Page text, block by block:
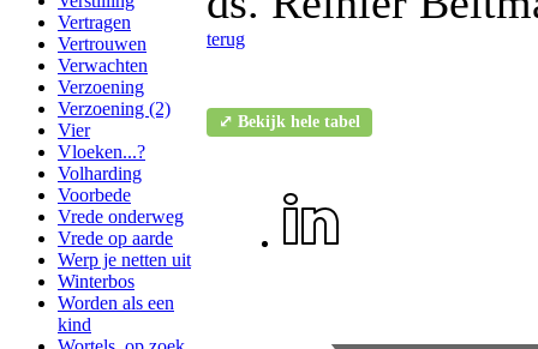
Vertragen
Vertrouwen
Verwachten
Verzoening
Verzoening (2)
Vier
Vloeken...?
Volharding
Voorbede
Vrede onderweg
Vrede op aarde
Werp je netten uit
Winterbos
Worden als een
kind
terug
⤢ Bekijk hele tabel